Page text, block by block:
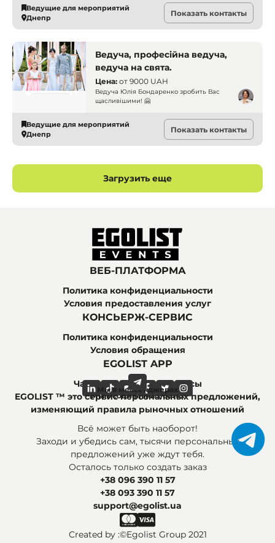
Ведущие для мероприятий
Днепр
Показать контакты
Ведуча, професійна ведуча,
ведуча на свята.
Цена: от 9000 UAH
Ведуча Юлія Бондаренко зробить Вас
щасливішими! 🤗
Ведущие для мероприятий
Днепр
Показать контакты
Загрузить еще
ВЕБ-ПЛАТФОРМА
Политика конфиденциальности
Условия предоставления услуг
КОНСЬЕРЖ-СЕРВИС
Политика конфиденциальности
Условия обращения
EGOLIST APP
Часто задаваемые вопросы
Мы в социальных сетях
Мы в мессенджерах
EGOLIST ™ это сервис персональных предложений,
изменяющий правила рыночных отношений
Всё может быть наоборот!
Заходи и убедись сам, тысячи персональных
предложений уже ждут тебя.
Осталось только создать заказ
+38 096 390 11 57
+38 093 390 11 57
support@egolist.ua
Created by :©Egolist Group 2021